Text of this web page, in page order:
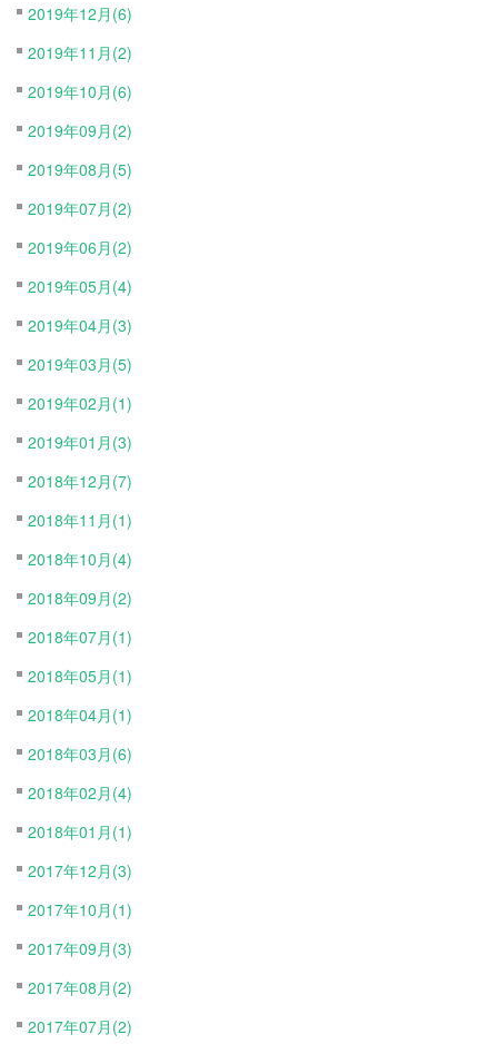
2019年12月(6)
2019年11月(2)
2019年10月(6)
2019年09月(2)
2019年08月(5)
2019年07月(2)
2019年06月(2)
2019年05月(4)
2019年04月(3)
2019年03月(5)
2019年02月(1)
2019年01月(3)
2018年12月(7)
2018年11月(1)
2018年10月(4)
2018年09月(2)
2018年07月(1)
2018年05月(1)
2018年04月(1)
2018年03月(6)
2018年02月(4)
2018年01月(1)
2017年12月(3)
2017年10月(1)
2017年09月(3)
2017年08月(2)
2017年07月(2)